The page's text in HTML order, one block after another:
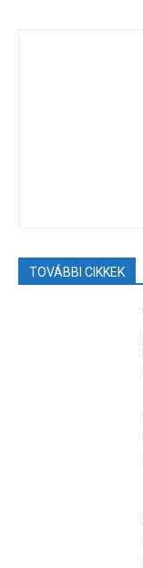
TOVÁBBI CIKKEK